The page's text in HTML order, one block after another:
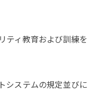
ティ教育および訓練を
システムの規定並びに